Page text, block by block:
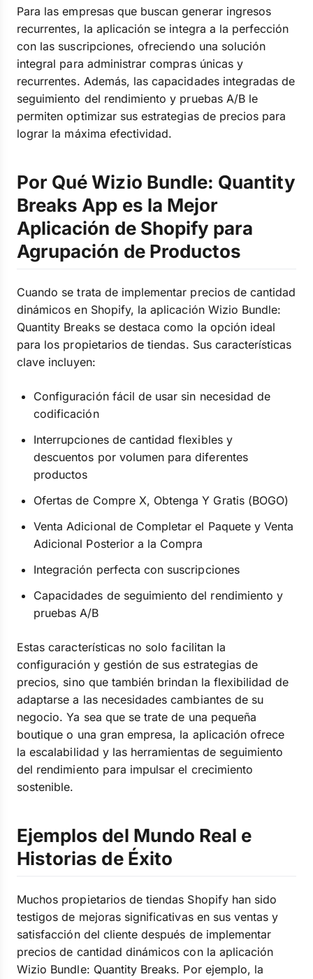
Para las empresas que buscan generar ingresos
recurrentes, la aplicación se integra a la perfección
con las suscripciones, ofreciendo una solución
integral para administrar compras únicas y
recurrentes. Además, las capacidades integradas de
seguimiento del rendimiento y pruebas A/B le
permiten optimizar sus estrategias de precios para
lograr la máxima efectividad.
Por Qué Wizio Bundle: Quantity
Breaks App es la Mejor
Aplicación de Shopify para
Agrupación de Productos
Cuando se trata de implementar precios de cantidad
dinámicos en Shopify, la aplicación Wizio Bundle:
Quantity Breaks se destaca como la opción ideal
para los propietarios de tiendas. Sus características
clave incluyen:
Configuración fácil de usar sin necesidad de
codificación
Interrupciones de cantidad flexibles y
descuentos por volumen para diferentes
productos
Ofertas de Compre X, Obtenga Y Gratis (BOGO)
Venta Adicional de Completar el Paquete y Venta
Adicional Posterior a la Compra
Integración perfecta con suscripciones
Capacidades de seguimiento del rendimiento y
pruebas A/B
Estas características no solo facilitan la
configuración y gestión de sus estrategias de
precios, sino que también brindan la flexibilidad de
adaptarse a las necesidades cambiantes de su
negocio. Ya sea que se trate de una pequeña
boutique o una gran empresa, la aplicación ofrece
la escalabilidad y las herramientas de seguimiento
del rendimiento para impulsar el crecimiento
sostenible.
Ejemplos del Mundo Real e
Historias de Éxito
Muchos propietarios de tiendas Shopify han sido
testigos de mejoras significativas en sus ventas y
satisfacción del cliente después de implementar
precios de cantidad dinámicos con la aplicación
Wizio Bundle: Quantity Breaks. Por ejemplo, la